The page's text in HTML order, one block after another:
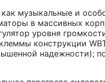
музыкальные и
в массивных
уровня
конструкции
надежности);